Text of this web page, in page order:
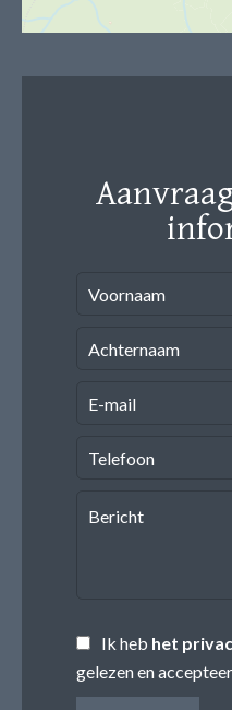
Ik heb het
gelezen en